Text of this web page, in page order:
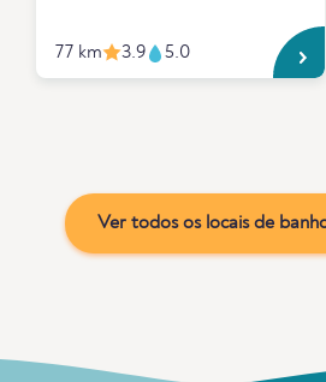
77 km 3.9 5.0
Ver todos os locais de